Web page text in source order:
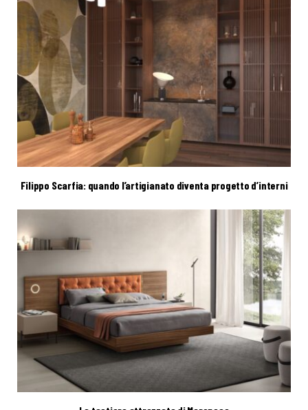
Filippo Scarfia: quando l’artigianato diventa progetto d’interni